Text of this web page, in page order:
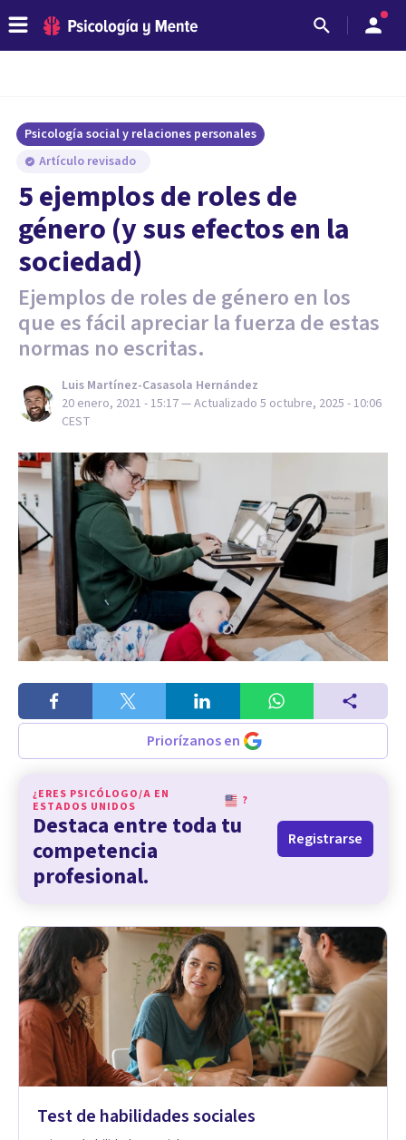
Psicología social y relaciones personales
Artículo revisado
5 ejemplos de roles de
género (y sus efectos en la
sociedad)
Ejemplos de roles de género en los
que es fácil apreciar la fuerza de estas
normas no escritas.
Luis Martínez-Casasola Hernández
20 enero, 2021 - 15:17— Actualizado 5 octubre, 2025 - 10:06
CEST
Priorízanos en
¿ERES PSICÓLOGO/A EN
ESTADOS UNIDOS
?
Destaca entre toda tu
competencia
profesional.
Registrarse
Test de habilidades sociales